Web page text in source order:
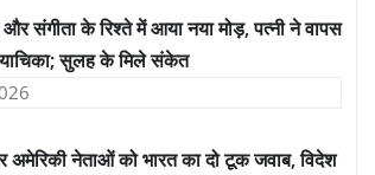
संगीता के रिश्ते में आया नया मोड़, पत्नी ने वापस
सुलह के मिले संकेत
अमेरिकी नेताओं को भारत का दो टूक जवाब, विदेश